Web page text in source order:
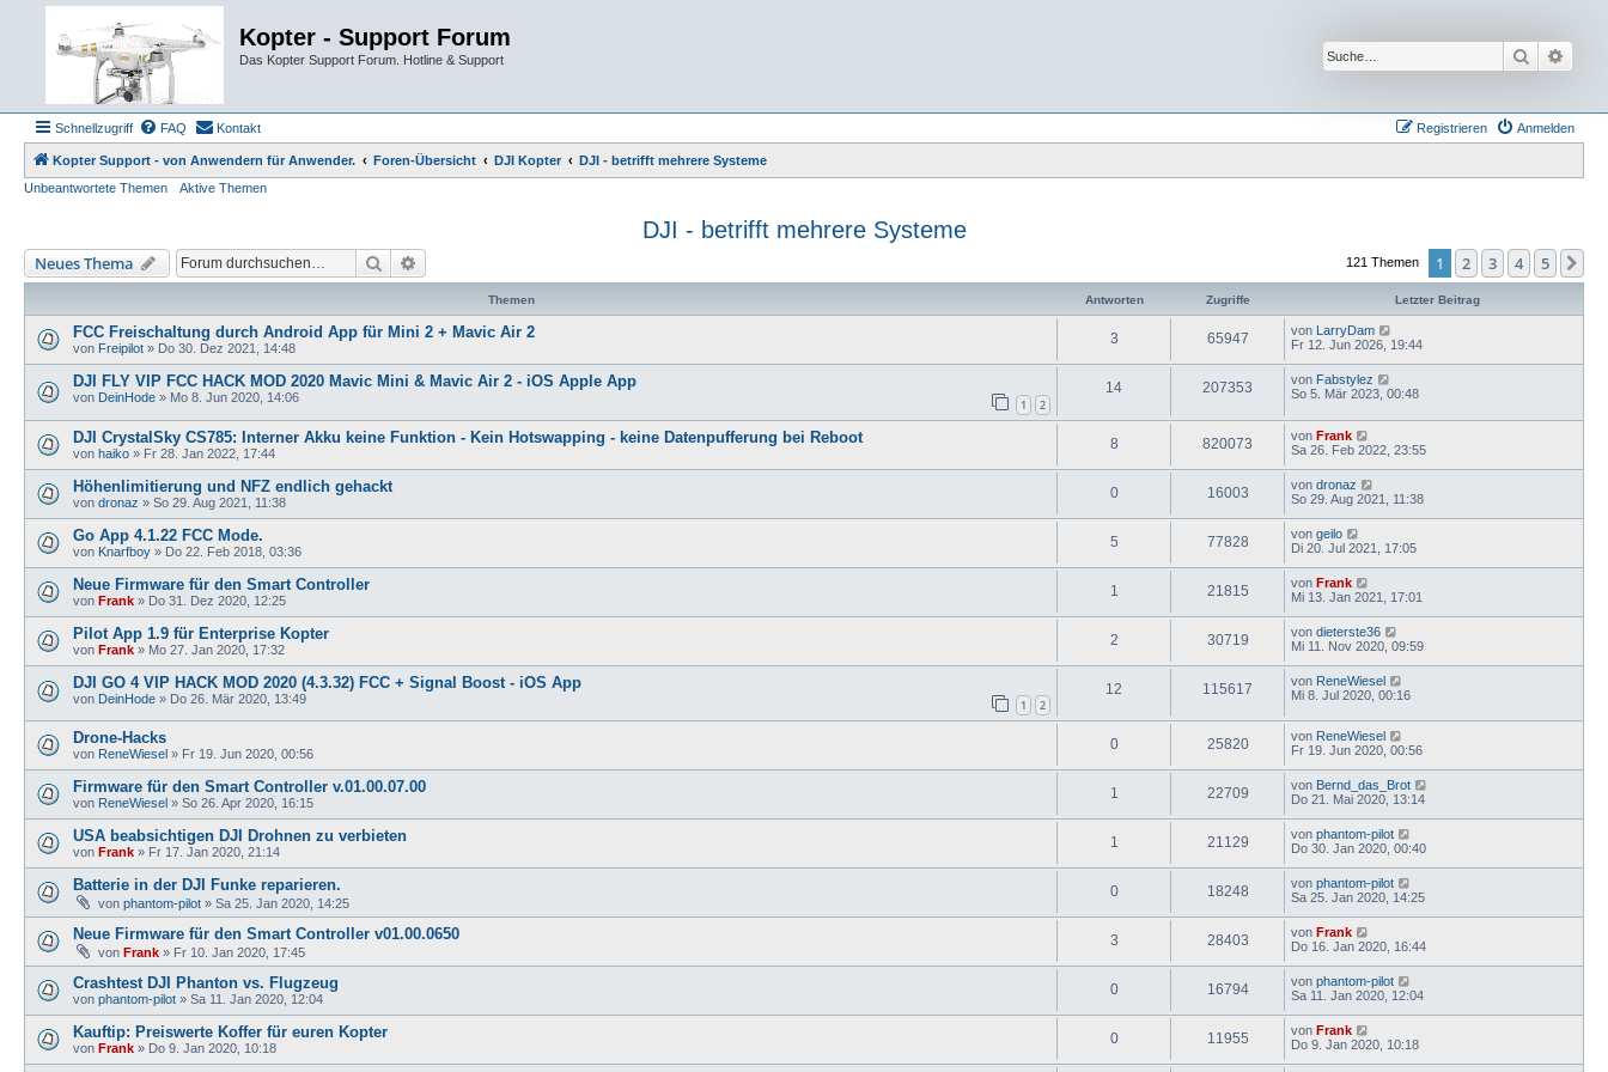
Kopter - Support Forum
Das Kopter Support Forum. Hotline & Support Suche
Schnellzugriff FAQ Kontakt Anmelden
Registrieren
Kopter Support - von Anwendern für Anwender. Foren-Übersicht DJI Kopter
DJI - betrifft mehrere Systeme
Unbeantwortete Themen
Aktive Themen
DJI - betrifft mehrere Systeme
Neues Thema Suche 121 Themen 1 2 3 4 5
Themen Antworten Zugriffe Letzter Beitrag
FCC Freischaltung durch Android App für Mini 2 + Mavic Air 2
von Freipilot » Do 30. Dez 2021, 14:48
3 65947 von LarryDam
Fr 12. Jun 2026, 19:44
DJI FLY VIP FCC HACK MOD 2020 Mavic Mini & Mavic Air 2 - iOS Apple App
von DeinHode » Mo 8. Jun 2020, 14:06 1 2
14 207353 von Fabstylez
So 5. Mär 2023, 00:48
DJI CrystalSky CS785: Interner Akku keine Funktion - Kein Hotswapping - keine Datenpufferung bei Reboot
von haiko » Fr 28. Jan 2022, 17:44
8 820073 von Frank
Sa 26. Feb 2022, 23:55
Höhenlimitierung und NFZ endlich gehackt
von dronaz » So 29. Aug 2021, 11:38
0 16003 von dronaz
So 29. Aug 2021, 11:38
Go App 4.1.22 FCC Mode.
von Knarfboy » Do 22. Feb 2018, 03:36
5 77828 von geilo
Di 20. Jul 2021, 17:05
Neue Firmware für den Smart Controller
von Frank » Do 31. Dez 2020, 12:25
1 21815 von Frank
Mi 13. Jan 2021, 17:01
Pilot App 1.9 für Enterprise Kopter
von Frank » Mo 27. Jan 2020, 17:32
2 30719 von dieterste36
Mi 11. Nov 2020, 09:59
DJI GO 4 VIP HACK MOD 2020 (4.3.32) FCC + Signal Boost - iOS App
von DeinHode » Do 26. Mär 2020, 13:49 1 2
12 115617 von ReneWiesel
Mi 8. Jul 2020, 00:16
Drone-Hacks
von ReneWiesel » Fr 19. Jun 2020, 00:56
0 25820 von ReneWiesel
Fr 19. Jun 2020, 00:56
Firmware für den Smart Controller v.01.00.07.00
von ReneWiesel » So 26. Apr 2020, 16:15
1 22709 von Bernd_das_Brot
Do 21. Mai 2020, 13:14
USA beabsichtigen DJI Drohnen zu verbieten
von Frank » Fr 17. Jan 2020, 21:14
1 21129 von phantom-pilot
Do 30. Jan 2020, 00:40
Batterie in der DJI Funke reparieren.
von phantom-pilot » Sa 25. Jan 2020, 14:25
0 18248 von phantom-pilot
Sa 25. Jan 2020, 14:25
Neue Firmware für den Smart Controller v01.00.0650
von Frank » Fr 10. Jan 2020, 17:45
3 28403 von Frank
Do 16. Jan 2020, 16:44
Crashtest DJI Phanton vs. Flugzeug
von phantom-pilot » Sa 11. Jan 2020, 12:04
0 16794 von phantom-pilot
Sa 11. Jan 2020, 12:04
Kauftip: Preiswerte Koffer für euren Kopter
von Frank » Do 9. Jan 2020, 10:18
0 11955 von Frank
Do 9. Jan 2020, 10:18